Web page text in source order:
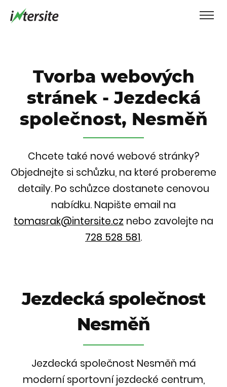
Tvorba webových
stránek - Jezdecká
společnost, Nesměň
Chcete také nové webové stránky?
Objednejte si schůzku, na které probereme
detaily. Po schůzce dostanete cenovou
nabídku. Napište email na
tomasrak@intersite.cz nebo zavolejte na
728 528 581.
Jezdecká společnost
Nesměň
Jezdecká společnost Nesměň má
moderní sportovní jezdecké centrum,